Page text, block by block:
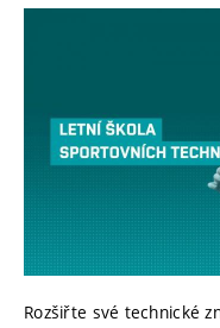
Rozšiřte své technické